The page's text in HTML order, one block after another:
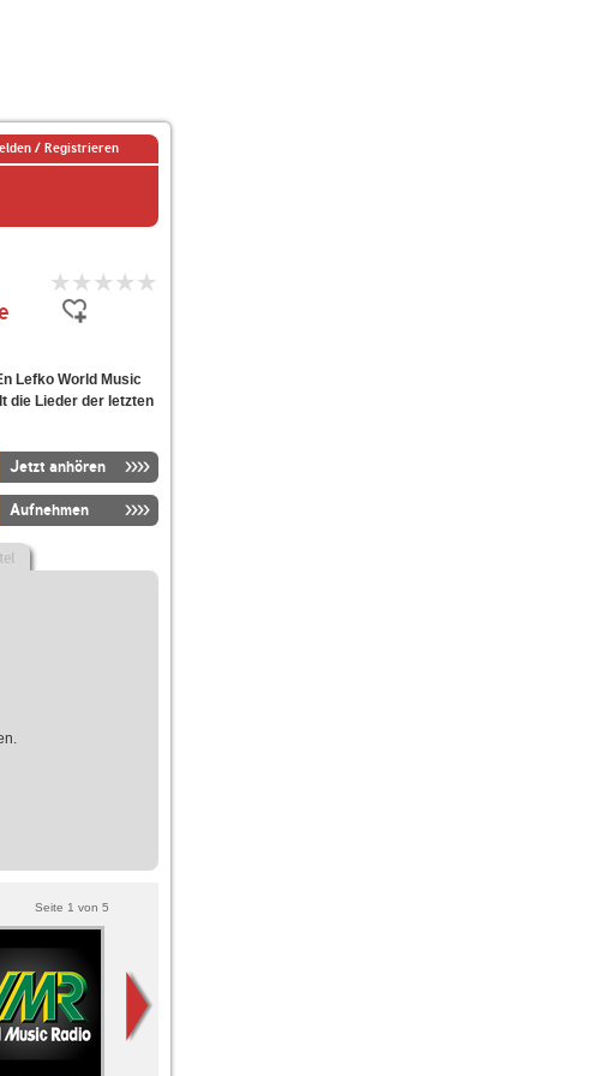
/ Registrieren
Lefko World Music
die Lieder der letzten
Jetzt anhören
Aufnehmen
Seite 1 von 5